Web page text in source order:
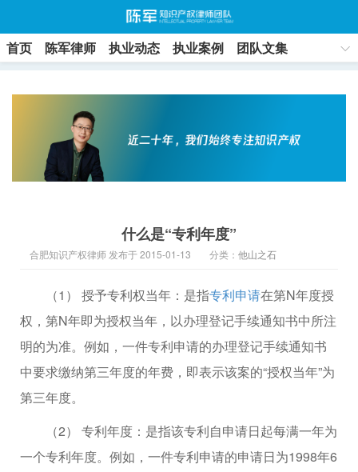
首页 陈军律师 执业动态 执业案例
团队文集
什么是“专利年度”
合肥知识产权律师 发布于 2015-01-13 分类： 他山之石
（1） 授予专利权当年：是指专利申请在第N年度授
权，第N年即为授权当年，以办理登记手续通知书中所注
明的为准。例如，一件专利申请的办理登记手续通知书
中要求缴纳第三年度的年费，即表示该案的“授权当年”为
第三年度。
（2） 专利年度：是指该专利自申请日起每满一年为
一个专利年度。例如，一件专利申请的申请日为1998年6